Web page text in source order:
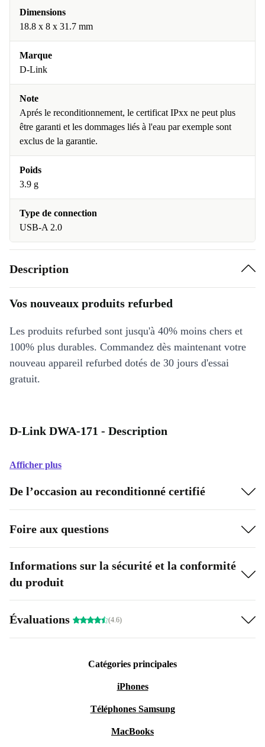
Dimensions
18.8 x 8 x 31.7 mm
Marque
D-Link
Note
Aprés le reconditionnement, le certificat IPxx ne peut plus
être garanti et les dommages liés à l'eau par exemple sont
exclus de la garantie.
Poids
3.9 g
Type de connection
USB-A 2.0
Description
Vos nouveaux produits refurbed
Les produits refurbed sont jusqu'à 40% moins chers et
100% plus durables. Commandez dès maintenant votre
nouveau appareil refurbed dotés de 30 jours d'essai
gratuit.
D-Link DWA-171 - Description
Afficher plus
De l’occasion au reconditionné certifié
Foire aux questions
Informations sur la sécurité et la conformité
du produit
Évaluations (4.6)
Catégories principales
iPhones
Téléphones Samsung
MacBooks